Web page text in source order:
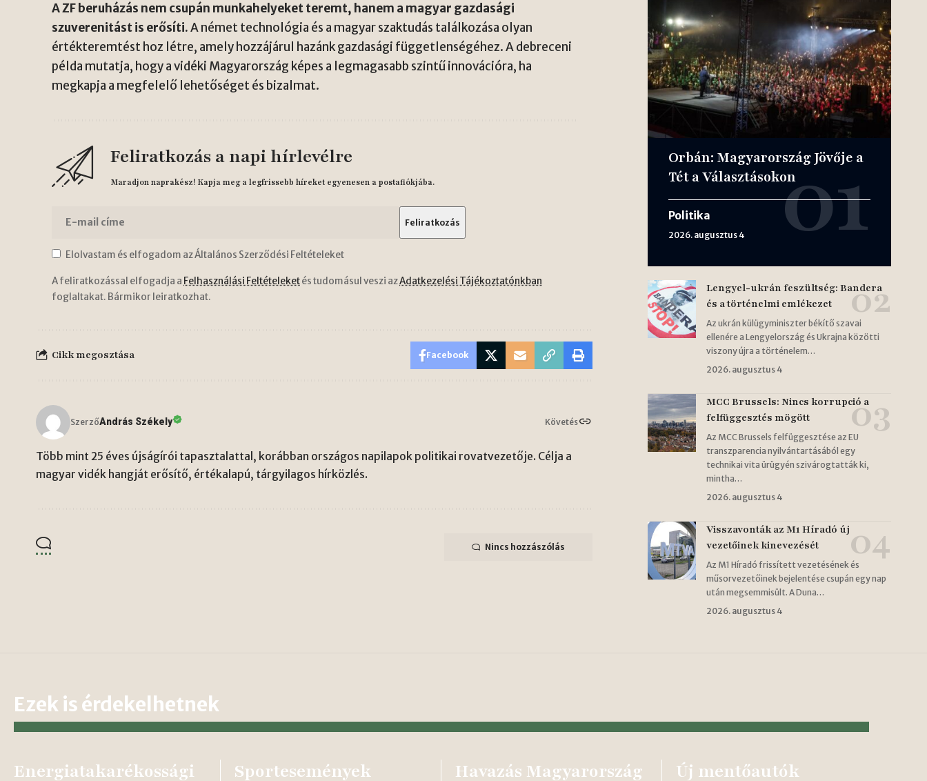
A ZF beruházás nem csupán munkahelyeket teremt, hanem a magyar gazdasági
szuverenitást is erősíti.A német technológia és a magyar szaktudás találkozása olyan
értékteremtést hoz létre, amely hozzájárul hazánk gazdasági függetlenségéhez. A debreceni
példa mutatja, hogy a vidéki Magyarország képes a legmagasabb szintű innovációra, ha
megkapja a megfelelő lehetőséget és bizalmat.
Feliratkozás a napi hírlevélre
Maradjon naprakész! Kapja meg a legfrissebb híreket egyenesen a postafiókjába.
Elolvastam és elfogadom az Általános Szerződési Feltételeket
A feliratkozással elfogadja a Felhasználási Feltételeketés tudomásul veszi azAdatkezelési Tájékoztatónkban
foglaltakat. Bármikor leiratkozhat.
Cikk megosztása Facebook
SzerzőAndrás Székely Követés
Több mint 25 éves újságírói tapasztalattal, korábban országos napilapok politikai rovatvezetője. Célja a
magyar vidék hangját erősítő, értékalapú, tárgyilagos hírközlés.
Nincs hozzászólás
Orbán: Magyarország Jövője a
Tét a Választásokon
Politika
2026. augusztus 4
Lengyel-ukrán feszültség: Bandera
és a történelmi emlékezet
Az ukrán külügyminiszter békítő szavai
ellenére a Lengyelország és Ukrajna közötti
viszony újra a történelem…
2026. augusztus 4
MCC Brussels: Nincs korrupció a
felfüggesztés mögött
Az MCC Brussels felfüggesztése az EU
transzparencia nyilvántartásából egy
technikai vita ürügyén szivárogtatták ki,
mintha…
2026. augusztus 4
Visszavonták az M1 Híradó új
vezetőinek kinevezését
Az M1 Híradó frissített vezetésének és
műsorvezetőinek bejelentése csupán egy nap
után megsemmisült. A Duna…
2026. augusztus 4
Ezek is érdekelhetnek
Energiatakarékossági
Sportesemények
Havazás Magyarország
Új mentőautók